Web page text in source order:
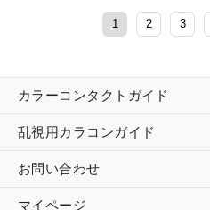
1 2 3
カラーコンタクトガイド
乱視用カラコンガイド
お問い合わせ
マイページ